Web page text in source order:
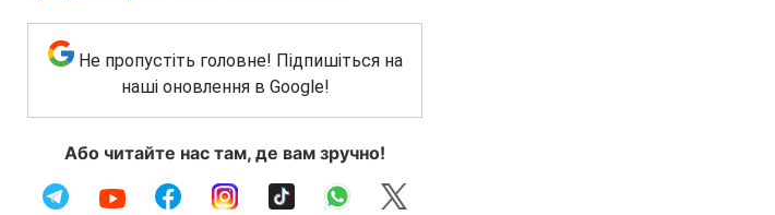
Не пропустіть головне! Підпишіться на
наші оновлення в Google!
Або читайте нас там, де вам зручно!